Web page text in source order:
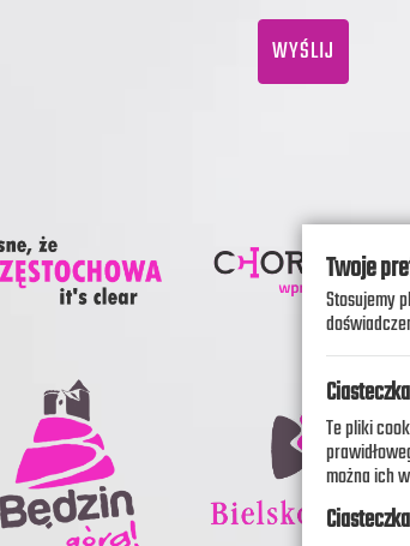
WYŚLIJ
Twoje
Stosujemy
Te pliki
można ich